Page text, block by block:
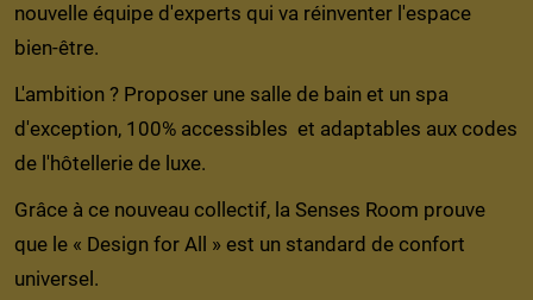
nouvelle équipe d'experts qui va réinventer l'espace
bien-être.
L'ambition ? Proposer une salle de bain et un spa
d'exception, 100% accessibles et adaptables aux codes
de l'hôtellerie de luxe.
Grâce à ce nouveau collectif, la Senses Room prouve
que le « Design for All » est un standard de confort
universel.